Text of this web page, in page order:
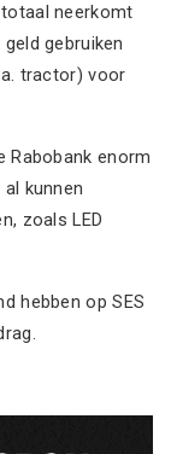
neerkomt
gebruiken
tractor) voor
Rabobank enorm
kunnen
zoals LED
hebben op SES